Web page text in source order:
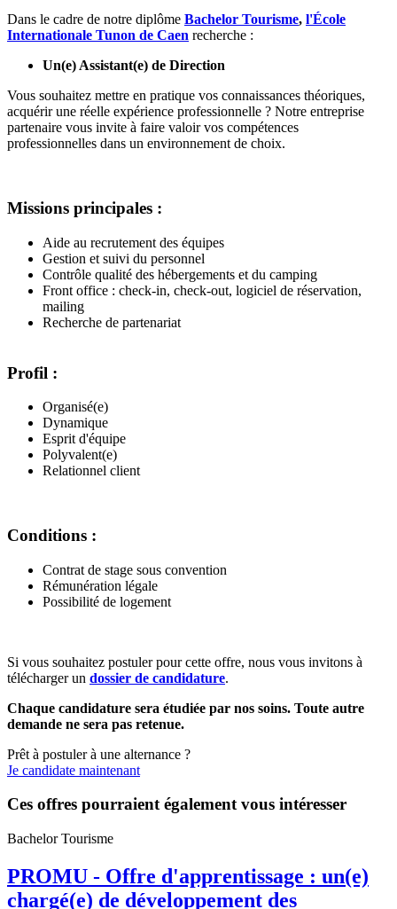
Dans le cadre de notre diplôme Bachelor Tourisme, l'École
Internationale Tunon de Caen recherche :
Un(e) Assistant(e) de Direction
Vous souhaitez mettre en pratique vos connaissances théoriques,
acquérir une réelle expérience professionnelle ? Notre entreprise
partenaire vous invite à faire valoir vos compétences
professionnelles dans un environnement de choix.
Missions principales :
Aide au recrutement des équipes
Gestion et suivi du personnel
Contrôle qualité des hébergements et du camping
Front office : check-in, check-out, logiciel de réservation,
mailing
Recherche de partenariat
Profil :
Organisé(e)
Dynamique
Esprit d'équipe
Polyvalent(e)
Relationnel client
Conditions :
Contrat de stage sous convention
Rémunération légale
Possibilité de logement
Si vous souhaitez postuler pour cette offre, nous vous invitons à
télécharger un dossier de candidature.
Chaque candidature sera étudiée par nos soins. Toute autre
demande ne sera pas retenue.
Prêt à postuler à une alternance ?
Je candidate maintenant
Ces offres pourraient également vous intéresser
Bachelor Tourisme
PROMU - Offre d'apprentissage : un(e)
chargé(e) de développement des